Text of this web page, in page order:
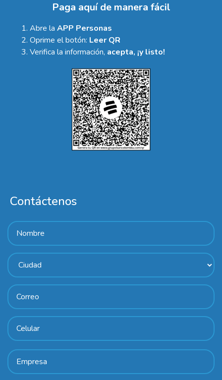
Paga aquí de manera fácil
Abre la APP Personas
Oprime el botón: Leer QR
Verifica la información, acepta, ¡y listo!
Contáctenos